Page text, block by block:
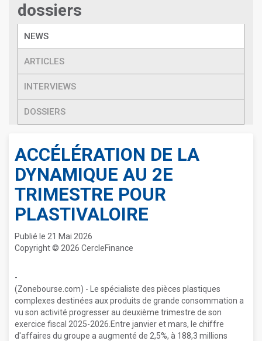
dossiers
NEWS
ARTICLES
INTERVIEWS
DOSSIERS
ACCÉLÉRATION DE LA
DYNAMIQUE AU 2E
TRIMESTRE POUR
PLASTIVALOIRE
Publié le 21 Mai 2026
Copyright © 2026 CercleFinance
-
(Zonebourse.com) - Le spécialiste des pièces plastiques
complexes destinées aux produits de grande consommation a
vu son activité progresser au deuxième trimestre de son
exercice fiscal 2025-2026.Entre janvier et mars, le chiffre
d'affaires du groupe a augmenté de 2,5%, à 188,3 millions